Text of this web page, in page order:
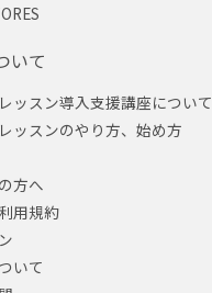
いて
ッスン導入支援講座について
ッスンのやり方、始め方
方へ
用規約
いて